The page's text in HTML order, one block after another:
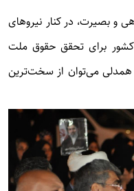
و بصیرت، در کنار نیروهای
برای تحقق حقوق ملت
همدلی می‌توان از سخت‌ترین